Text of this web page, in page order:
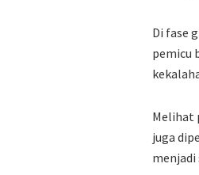
Di fase
pemicu
Melihat
juga
menjadi